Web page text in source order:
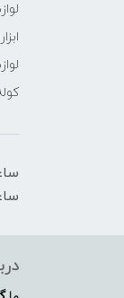
ساعت